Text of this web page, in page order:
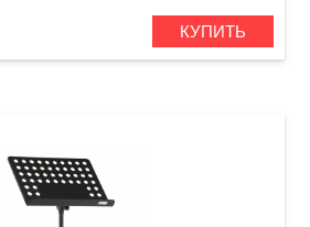
КУПИТЬ